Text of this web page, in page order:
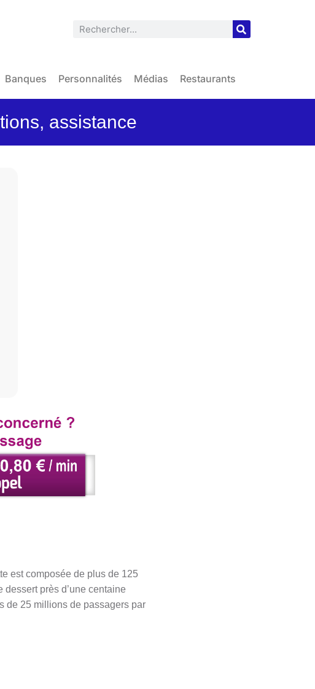
Banques Personnalités Médias Restaurants
assistance
est composée de plus de 125
près d’une centaine
de 25 millions de passagers par